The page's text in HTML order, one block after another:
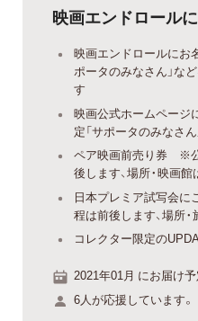
映画エンドロール
映画エンドロールに
ポータのみなさん」な
す
映画公式ホームペー
定「サポータのみなさ
ペア映画前売り券 ※
後します、場所・映画
日本プレミア試写会
程は前後します、場所
コレクター限定の
2021年01月 にお届け予
6人が応援しています。